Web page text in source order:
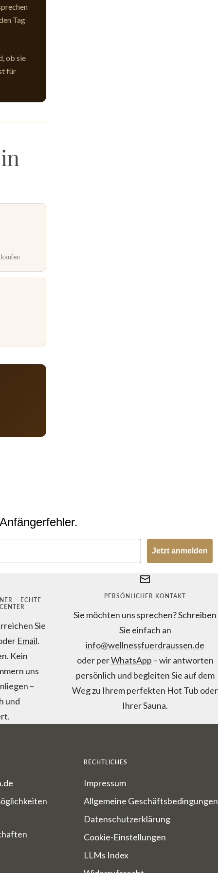
Tag
ob sie
für
Jetzt anmelden
– ECHTE
Sie
Email.
Kein
uns
–
und
PERSÖNLICHER KONTAKT
Sie möchten uns sprechen? Schreiben
Sie einfach an
info@wellnessfuerdraussen.de
oder perWhatsApp – wir antworten
persönlich und begleiten Sie auf dem
Weg zu Ihrem perfekten Hot Tub oder
Ihrer Sauna.
RECHTLICHES
Impressum
Allgemeine Geschäftsbedingungen
Datenschutzerklärung
Cookie-Einstellungen
LLMs Index